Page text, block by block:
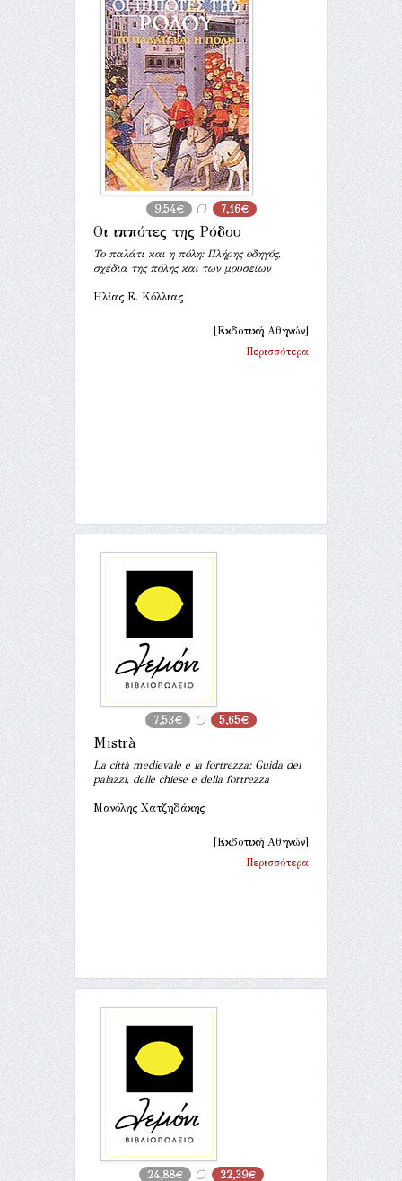
9,54€ 7,16€
Οι ιππότες της Ρόδου
Το παλάτι και η πόλη: Πλήρης οδηγός,
σχέδια της πόλης και των μουσείων
Ηλίας Ε. Κόλλιας
[Εκδοτική Αθηνών]
Περισσότερα
7,53€ 5,65€
Mistrà
La città medievale e la fortrezza: Guida dei
palazzi, delle chiese e della fortrezza
Μανόλης Χατζηδάκης
[Εκδοτική Αθηνών]
Περισσότερα
24,88€ 22,39€